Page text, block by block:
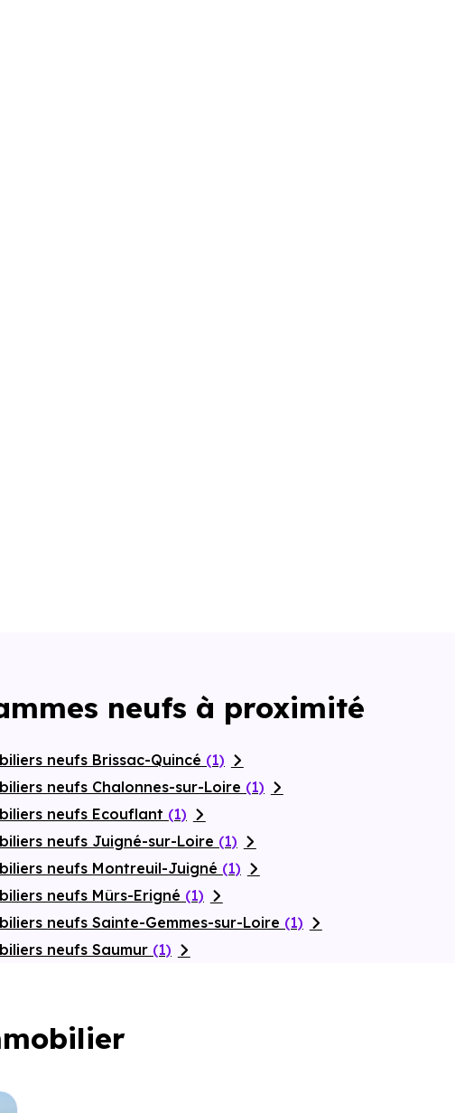
neufs à proximité
neufs Brissac-Quincé (1)
neufs Chalonnes-sur-Loire (1)
neufs Ecouflant (1)
neufs Juigné-sur-Loire (1)
neufs Montreuil-Juigné (1)
neufs Mûrs-Erigné (1)
neufs Sainte-Gemmes-sur-Loire (1)
neufs Saumur (1)